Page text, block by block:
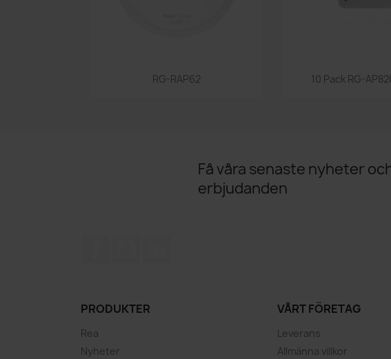
Snabbvy
RG-RAP62 
10 Pack RG-
Få våra senaste nyheter
erbjudanden
PRODUKTER
Rea
Nyheter
VÅRT FÖRETAG
Leverans
Allmänna villkor